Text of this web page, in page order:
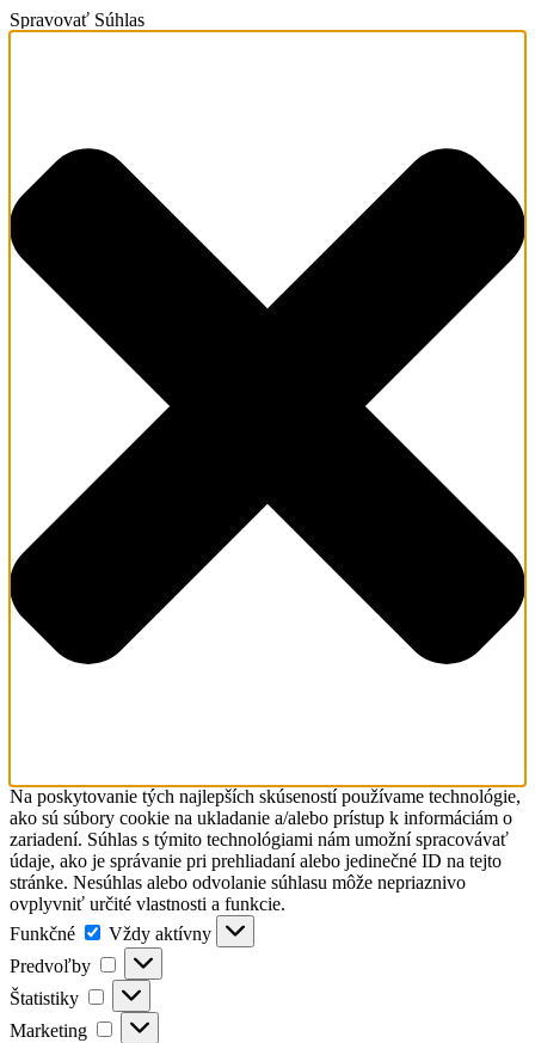
Spravovať Súhlas
Na poskytovanie tých najlepších skúseností používame technológie,
ako sú súbory cookie na ukladanie a/alebo prístup k informáciám o
zariadení. Súhlas s týmito technológiami nám umožní spracovávať
údaje, ako je správanie pri prehliadaní alebo jedinečné ID na tejto
stránke. Nesúhlas alebo odvolanie súhlasu môže nepriaznivo
ovplyvniť určité vlastnosti a funkcie.
Funkčné
Funkčné
Vždy aktívny
Predvoľby
Predvoľby
Štatistiky Štatistiky
Marketing Marketing